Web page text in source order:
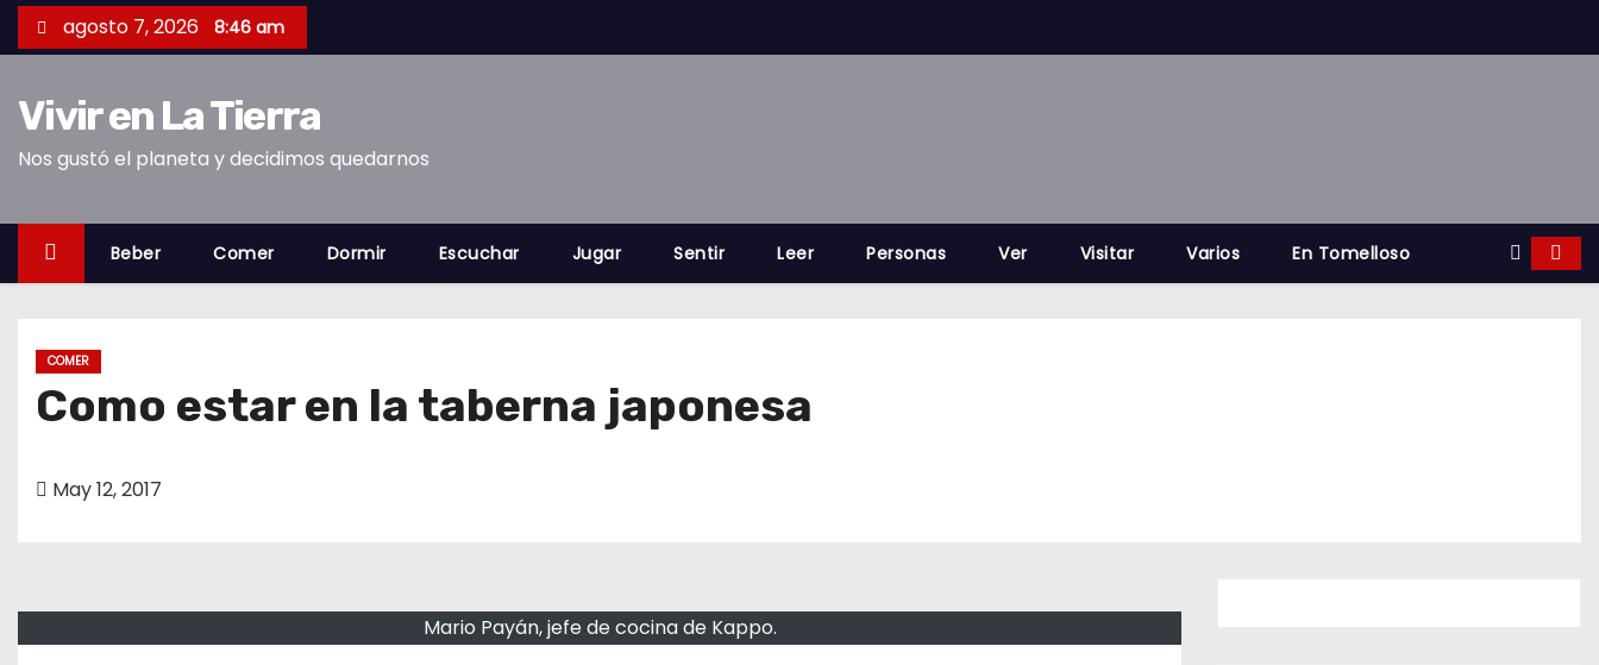
a
c
agosto 7, 2026 8:46 am
Vivir en La Tierra
Nos gustó el planeta y decidimos quedarnos
Beber Comer Dormir Escuchar Jugar Sentir Leer Personas Ver Visitar Varios En Tomelloso
COMER
Como estar en la taberna japonesa
May 12, 2017
Mario Payán, jefe de cocina de Kappo.